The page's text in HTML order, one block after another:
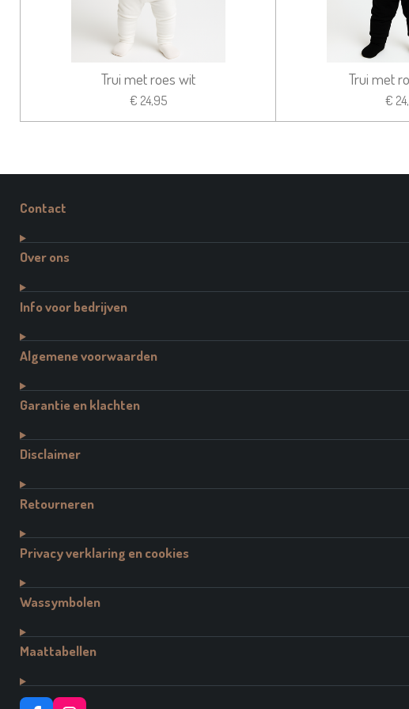
Trui met roes wit
€ 24,95
Trui met
€
Contact
Over ons
Info voor bedrijven
Algemene voorwaarden
Garantie en klachten
Disclaimer
Retourneren
Privacy verklaring en cookies
Wassymbolen
Maattabellen